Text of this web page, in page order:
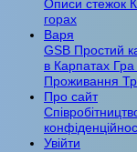
Описи стежок
горах
Варя
GSB Простий
в Карпатах
Проживання
Про сайт
Увійти